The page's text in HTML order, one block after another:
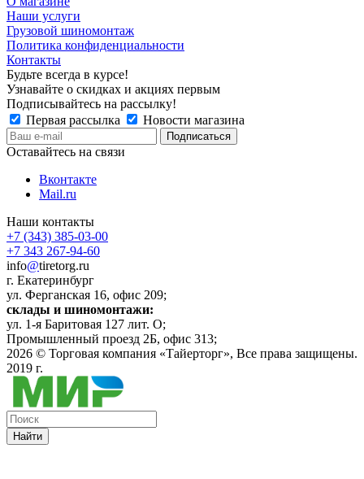
Наши услуги
Грузовой шиномонтаж
Политика конфиденциальности
Контакты
Будьте всегда в курсе!
Узнавайте о скидках и акциях первым
Подписывайтесь на рассылку!
Первая рассылка
Новости магазина
Оставайтесь на связи
Вконтакте
Mail.ru
Наши контакты
+7 (343) 385-03-00
+7 343 267-94-60
info@tiretorg.ru
г. Екатеринбург
ул. Ферганская 16, офис 209;
склады и шиномонтажи:
ул. 1-я Баритовая 127 лит. О;
Промышленный проезд 2Б, офис 313;
2026 © Торговая компания «Тайерторг», Все права защищены.
2019 г.
Найти